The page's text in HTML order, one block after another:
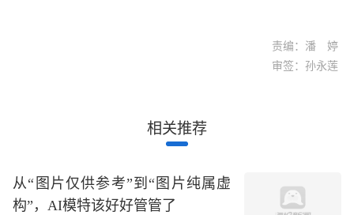
责编：潘 婷
审签：孙永莲
相关推荐
从“图片仅供参考”到“图片纯属虚
构”，AI模特该好好管管了